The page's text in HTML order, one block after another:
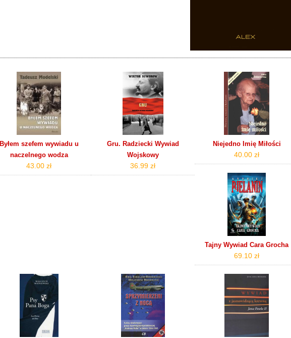
Byłem szefem wywiadu u
naczelnego wodza
43.00 zł
Gru. Radziecki Wywiad
Wojskowy
36.99 zł
Niejedno Imię Miłości
40.00 zł
Tajny Wywiad Cara Grocha
69.10 zł